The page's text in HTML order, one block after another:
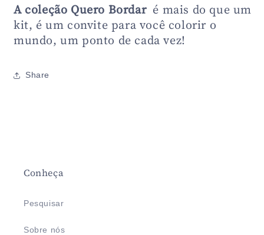
A coleção Quero Bordar é mais do que um
kit, é um convite para você colorir o
mundo, um ponto de cada vez!
Share
Conheça
Pesquisar
Sobre nós